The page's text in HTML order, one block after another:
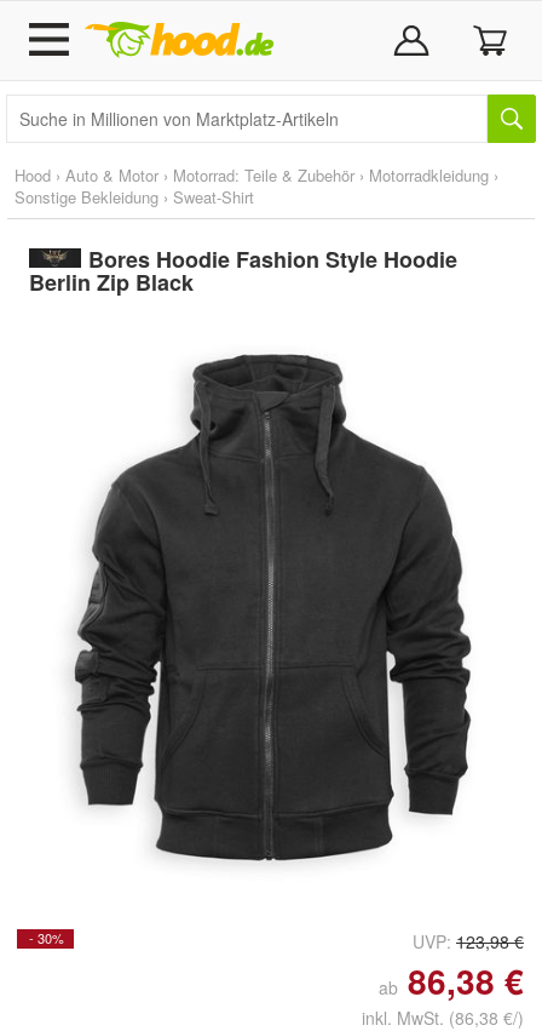
Hood › Auto & Motor › Motorrad: Teile & Zubehör › Motorradkleidung ›
Sonstige Bekleidung › Sweat-Shirt
Bores Hoodie Fashion Style Hoodie
Berlin Zip Black
- 30% UVP: 123,98 €
ab 86,38 €
inkl. MwSt. (86,38 €/)